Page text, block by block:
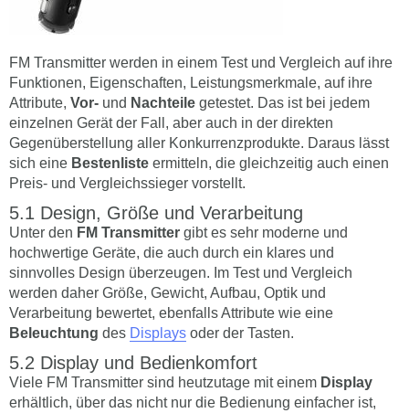
FM Transmitter werden in einem Test und Vergleich auf ihre
Funktionen, Eigenschaften, Leistungsmerkmale, auf ihre
Attribute, Vor- und Nachteile getestet. Das ist bei jedem
einzelnen Gerät der Fall, aber auch in der direkten
Gegenüberstellung aller Konkurrenzprodukte. Daraus lässt
sich eine Bestenliste ermitteln, die gleichzeitig auch einen
Preis- und Vergleichssieger vorstellt.
Design, Größe und Verarbeitung
Unter den FM Transmitter gibt es sehr moderne und
hochwertige Geräte, die auch durch ein klares und
sinnvolles Design überzeugen. Im Test und Vergleich
werden daher Größe, Gewicht, Aufbau, Optik und
Verarbeitung bewertet, ebenfalls Attribute wie eine
Beleuchtung des Displays oder der Tasten.
Display und Bedienkomfort
Viele FM Transmitter sind heutzutage mit einem Display
erhältlich, über das nicht nur die Bedienung einfacher ist,